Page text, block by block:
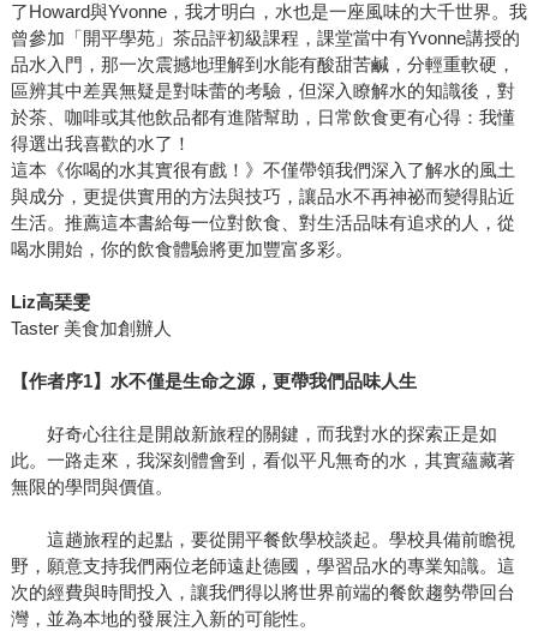
了Howard與Yvonne，我才明白，水也是一座風味的大千世界。我
曾參加「開平學苑」茶品評初級課程，課堂當中有Yvonne講授的
品水入門，那一次震撼地理解到水能有酸甜苦鹹，分輕重軟硬，
區辨其中差異無疑是對味蕾的考驗，但深入瞭解水的知識後，對
於茶、咖啡或其他飲品都有進階幫助，日常飲食更有心得：我懂
得選出我喜歡的水了！
這本《你喝的水其實很有戲！》不僅帶領我們深入了解水的風土
與成分，更提供實用的方法與技巧，讓品水不再神祕而變得貼近
生活。推薦這本書給每一位對飲食、對生活品味有追求的人，從
喝水開始，你的飲食體驗將更加豐富多彩。
Liz高琹雯
Taster 美食加創辦人
【作者序1】水不僅是生命之源，更帶我們品味人生
好奇心往往是開啟新旅程的關鍵，而我對水的探索正是如
此。一路走來，我深刻體會到，看似平凡無奇的水，其實蘊藏著
無限的學問與價值。
這趟旅程的起點，要從開平餐飲學校談起。學校具備前瞻視
野，願意支持我們兩位老師遠赴德國，學習品水的專業知識。這
次的經費與時間投入，讓我們得以將世界前端的餐飲趨勢帶回台
灣，並為本地的發展注入新的可能性。